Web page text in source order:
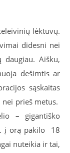
lėktuvų.
didesni nei
Aišku,
dešimtis ar
sąskaitas
prieš metus.
– gigantiško
į orą pakilo 18
nuteikia ir tai,